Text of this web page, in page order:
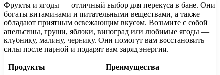
Фрукты и ягоды — отличный выбор для перекуса в бане. Они
богаты витаминами и питательными веществами, а также
обладают приятным освежающим вкусом. Возьмите с собой
апельсины, груши, яблоки, виноград или любимые ягоды —
клубнику, малину, чернику. Они помогут вам восстановить
силы после парной и подарят вам заряд энергии.
Продукты
Преимущества